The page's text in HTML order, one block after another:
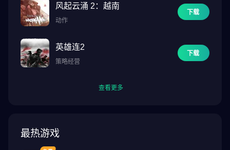
风起云涌 2：越南
动作
下载
英雄连2
策略经营
下载
查看更多
最热游戏